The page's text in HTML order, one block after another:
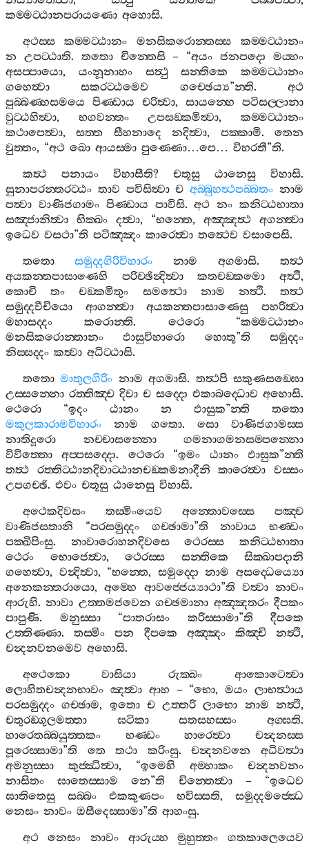
කම‍්මට‍්ඨානපරායණො අහොසි.
අථස‍්ස
කම‍්මට‍්ඨානං මනසිකරොන‍්තස‍්ස
කම‍්මට‍්ඨානං
න
උපට‍්ඨාති. තතො චින‍්තෙසි– “අයං ජනපදො
මය‍්හං
අසප‍්පායො, යංනූනාහං සත්‍ථු සන‍්තිකෙ
කම‍්මට‍්ඨානං
ගහෙත්‍වා
සකරට‍්ඨමෙව ගච‍්ඡෙය්‍ය”න‍්ති.අථ
පුබ‍්බණ‍්හසමයෙ
පිණ‍්ඩාය චරිත්‍වා, සායන‍්හෙ
පටිසල‍්ලානා
වුට‍්ඨහිත්‍වා, භගවන‍්තං උපසඞ‍්කමිත්‍වා,කම‍්මට‍්ඨානං
කථාපෙත්‍වා,සත‍්ත සීහනාදෙ නදිත්‍වා, පක‍්කාමි.තෙන
වුත‍්තං, “අථ ඛො ආයස‍්මා පුණ‍්ණො…පෙ… විහරතී”ති.
කත්‍ථ
පනායං විහාසීති? චතූසු ඨානෙසු විහාසි.
සුනාපරන‍්තරට‍්ඨං තාව පවිසිත්‍වා ච අබ‍්බුහත්‍ථපබ‍්බතං නාම
පත්‍වා වාණිජගාමං පිණ‍්ඩාය පාවිසි.අථ නං කනිට‍්ඨභාතා
සඤ‍්ජානිත්‍වා
භික‍්ඛං දත්‍වා, “භන‍්තෙ, අඤ‍්ඤත්‍ථ
අගන‍්ත්‍වා
ඉධෙව වසථා”ති පටිඤ‍්ඤං කාරෙත්‍වා තත්‍ථෙව වසාපෙසි.
තතො
සමුද‍්දගිරිවිහාරං නාම අගමාසි. තත්‍ථ
අයකන‍්තපාසාණෙහි
පරිච‍්ඡින්‍දිත්‍වා කතචඞ‍්කමො අත්‍ථි,
කොචි
තං චඞ‍්කමිතුං සමත්‍ථො නාම නත්‍ථි.තත්‍ථ
සමුද‍්දවීචියො
ආගන‍්ත්‍වා අයකන‍්තපාසාණෙසු
පහරිත්‍වා
මහාසද‍්දං
කරොන‍්ති. ථෙරො“කම‍්මට‍්ඨානං
මනසිකරොන‍්තානං
ඵාසුවිහාරො හොතූ”ති
සමුද‍්දං
නිස‍්සද‍්දං කත්‍වා අධිට‍්ඨාසි.
තතො මාතුලගිරිං නාම අගමාසි. තත්‍ථපි සකුණසඞ‍්ඝො
උස‍්සන‍්නො රත‍්තිඤ‍්ච දිවා ච සද‍්දො එකාබද‍්ධොව අහොසි.
ථෙරො “ඉදං ඨානං න ඵාසුක”න‍්ති
තතො
මකුලකාරාමවිහාරං
නාම ගතො. සො
වාණිජගාමස‍්ස
නාතිදූරො
නච‍්චාසන‍්නො
ගමනාගමනසම‍්පන‍්නො
විවිත‍්තො
අප‍්පසද‍්දො. ථෙරො“ඉමං ඨානං ඵාසුක”න‍්ති
තත්‍ථ
රත‍්තිට‍්ඨානදිවාට‍්ඨානචඞ‍්කමනාදීනි කාරෙත්‍වා
වස‍්සං
උපගච‍්ඡි. එවං චතූසු ඨානෙසු විහාසි.
අථෙකදිවසං
තස‍්මිංයෙව අන‍්තොවස‍්සෙ
පඤ‍්ච
වාණිජසතානි “පරසමුද‍්දං ගච‍්ඡාමා”ති නාවාය
භණ‍්ඩං
පක‍්ඛිපිංසු. නාවාරොහනදිවසෙ ථෙරස‍්ස
කනිට‍්ඨභාතා
ථෙරං
භොජෙත්‍වා, ථෙරස‍්ස සන‍්තිකෙ
සික‍්ඛාපදානි
ගහෙත්‍වා, වන්‍දිත්‍වා, “භන‍්තෙ, සමුද‍්දො නාම අසද‍්ධෙය්‍යො
අනෙකන‍්තරායො,අම‍්හෙ ආවජ‍්ජෙය්‍යාථා”ති වත්‍වා නාවං
ආරුහි.නාවා උත‍්තමජවෙන ගච‍්ඡමානා අඤ‍්ඤතරං දීපකං
පාපුණි. මනුස‍්සා“පාතරාසං කරිස‍්සාමා”ති
දීපකෙ
උත‍්තිණ‍්ණා.තස‍්මිං පන දීපකෙ අඤ‍්ඤං කිඤ‍්චි නත්‍ථි,
චන්‍දනවනමෙව අහොසි.
අථෙකො
වාසියා රුක‍්ඛං
ආකොටෙත්‍වා
ලොහිතචන්‍දනභාවං ඤත්‍වා ආහ – “භො,මයං ලාභත්‍ථාය
පරසමුද‍්දං ගච‍්ඡාම, ඉතො ච උත‍්තරි ලාභො නාම නත්‍ථි,
චතුරඞ‍්ගුලමත‍්තා
ඝටිකා සතසහස‍්සං අග‍්ඝති.
හාරෙතබ‍්බයුත‍්තකං
භණ‍්ඩං හාරෙත්‍වා
චන්‍දනස‍්ස
පූරෙස‍්සාමා”ති තෙ තථා කරිංසු.චන්‍දනවනෙ
අධිවත්‍ථා
අමනුස‍්සා
කුජ‍්ඣිත්‍වා, “ඉමෙහි අම‍්හාකං
චන්‍දනවනං
නාසිතං
ඝාතෙස‍්සාම නෙ”ති චින‍්තෙත්‍වා– “ඉධෙව
ඝාතිතෙසු
සබ‍්බං එකකුණපං භවිස‍්සති, සමුද‍්දමජ‍්ඣෙ
නෙසං නාවං ඔසීදෙස‍්සාමා”ති ආහංසු.
අථ
නෙසං නාවං ආරුය‍්හ මුහුත‍්තං
ගතකාලෙයෙව